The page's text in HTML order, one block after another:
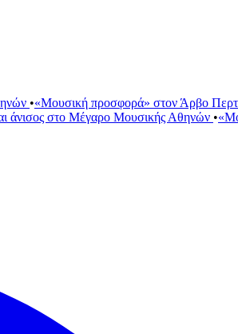
•«Μουσική προσφορά» στον Άρβο Περτ
άνισος στο Μέγαρο Μουσικής Αθηνών •